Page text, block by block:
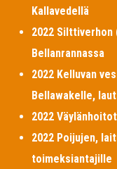
Kallavedellä
2022
Bellanrannassa
2022 Kelluvan
Bellawakelle,
2022
2022 Poijujen,
toimeksiantajille